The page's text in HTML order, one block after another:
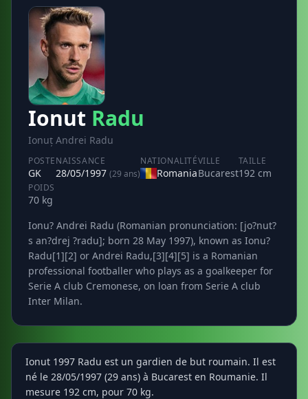
Ionut Radu
Ionuț Andrei Radu
POSTE
GK
NAISSANCE
28/05/1997 (29 ans)
NATIONALITÉ
Romania
VILLE
Bucarest
TAILLE
192 cm
POIDS
70 kg
Ionu? Andrei Radu (Romanian pronunciation: [jo?nut?
s an?drej ?radu]; born 28 May 1997), known as Ionu?
Radu[1][2] or Andrei Radu,[3][4][5] is a Romanian
professional footballer who plays as a goalkeeper for
Serie A club Cremonese, on loan from Serie A club
Inter Milan.
Ionut 1997 Radu est un gardien de but roumain. Il est
né le 28/05/1997 (29 ans) à Bucarest en Roumanie. Il
mesure 192 cm, pour 70 kg.